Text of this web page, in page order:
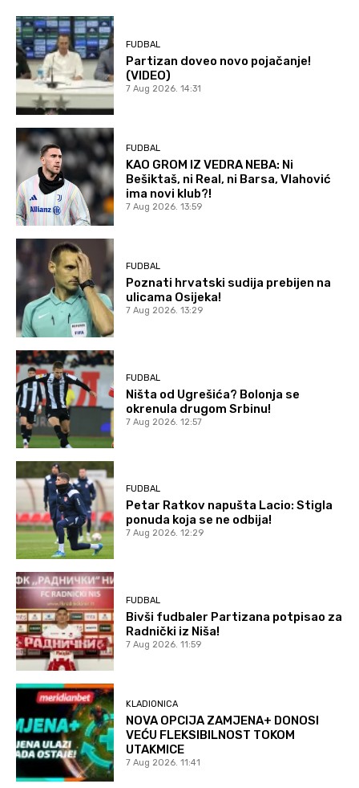
FUDBAL
Partizan doveo novo pojačanje!
(VIDEO)
7 Aug 2026. 14:31
FUDBAL
KAO GROM IZ VEDRA NEBA: Ni
Bešiktaš, ni Real, ni Barsa, Vlahović
ima novi klub?!
7 Aug 2026. 13:59
FUDBAL
Poznati hrvatski sudija prebijen na
ulicama Osijeka!
7 Aug 2026. 13:29
FUDBAL
Ništa od Ugrešića? Bolonja se
okrenula drugom Srbinu!
7 Aug 2026. 12:57
FUDBAL
Petar Ratkov napušta Lacio: Stigla
ponuda koja se ne odbija!
7 Aug 2026. 12:29
FUDBAL
Bivši fudbaler Partizana potpisao za
Radnički iz Niša!
7 Aug 2026. 11:59
KLADIONICA
NOVA OPCIJA ZAMJENA+ DONOSI
VEĆU FLEKSIBILNOST TOKOM
UTAKMICE
7 Aug 2026. 11:41